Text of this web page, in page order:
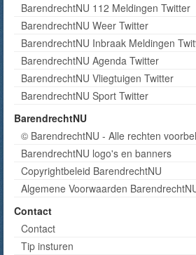
BarendrechtNU 112 Meldingen Twitter
BarendrechtNU Weer Twitter
BarendrechtNU Inbraak Meldingen
BarendrechtNU Agenda Twitter
BarendrechtNU Vliegtuigen Twitter
BarendrechtNU Sport Twitter
BarendrechtNU
© BarendrechtNU - Alle rechten
BarendrechtNU logo's en banners
Copyrightbeleid BarendrechtNU
Algemene Voorwaarden
Contact
Contact
Tip insturen